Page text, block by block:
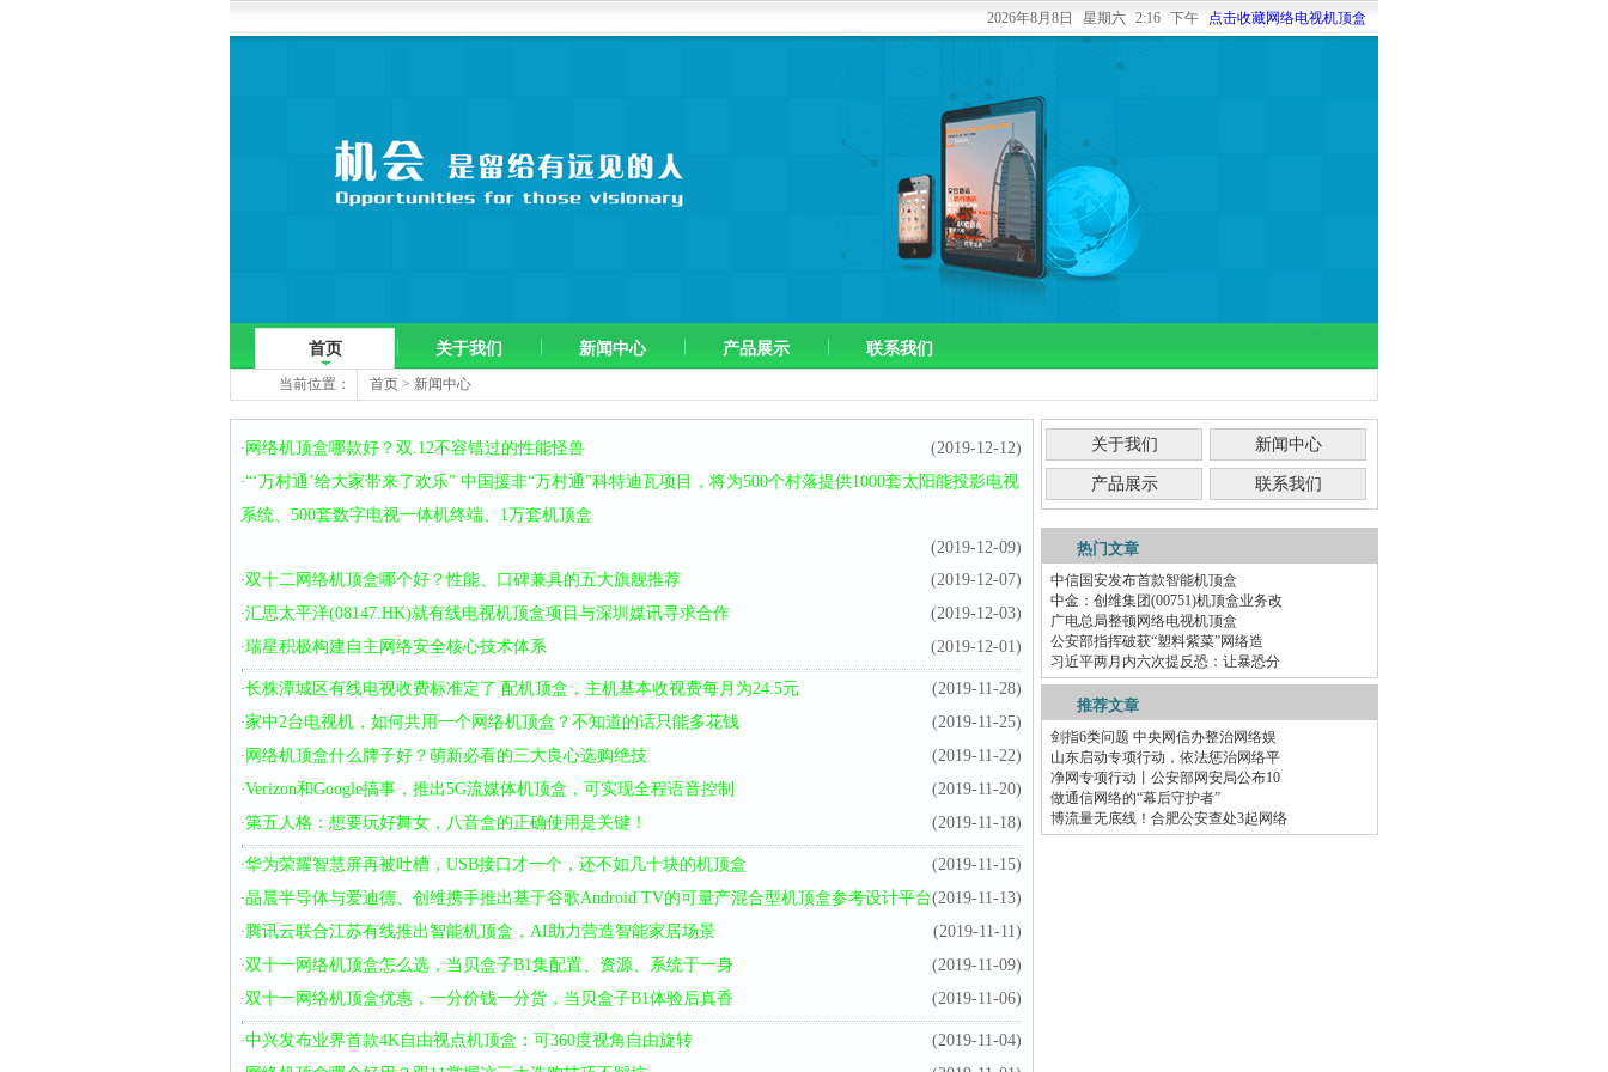
2026年8月8日 星期六 2:16 下午 点击收藏网络电视机顶盒
首页 关于我们 新闻中心 产品展示 联系我们
当前位置： 首页 > 新闻中心
· 网络机顶盒哪款好？双.12不容错过的性能怪兽 (2019-12-12)
·“‘万村通’给大家带来了欢乐” 中国援非“万村通”科特迪瓦项目，将为500个村落提供1000套太阳能投影电视
系统、500套数字电视一体机终端、1万套机顶盒
(2019-12-09)
·双十二网络机顶盒哪个好？性能、口碑兼具的五大旗舰推荐 (2019-12-07)
·汇思太平洋(08147.HK)就有线电视机顶盒项目与深圳媒讯寻求合作 (2019-12-03)
·瑞星积极构建自主网络安全核心技术体系 (2019-12-01)
·长株潭城区有线电视收费标准定了 配机顶盒，主机基本收视费每月为24.5元 (2019-11-28)
·家中2台电视机，如何共用一个网络机顶盒？不知道的话只能多花钱 (2019-11-25)
· 网络机顶盒什么牌子好？萌新必看的三大良心选购绝技 (2019-11-22)
·Verizon和Google搞事，推出5G流媒体机顶盒，可实现全程语音控制 (2019-11-20)
·第五人格：想要玩好舞女，八音盒的正确使用是关键！ (2019-11-18)
·华为荣耀智慧屏再被吐槽，USB接口才一个，还不如几十块的机顶盒 (2019-11-15)
·晶晨半导体与爱迪德、创维携手推出基于谷歌Android TV的可量产混合型机顶盒参考设计平台(2019-11-13)
·腾讯云联合江苏有线推出智能机顶盒，AI助力营造智能家居场景 (2019-11-11)
·双十一网络机顶盒怎么选，当贝盒子B1集配置、资源、系统于一身 (2019-11-09)
·双十一网络机顶盒优惠，一分价钱一分货，当贝盒子B1体验后真香 (2019-11-06)
·中兴发布业界首款4K自由视点机顶盒：可360度视角自由旋转 (2019-11-04)
关于我们 新闻中心
产品展示 联系我们
热门文章
中信国安发布首款智能机顶盒
中金：创维集团(00751)机顶盒业务改
广电总局整顿网络电视机顶盒
公安部指挥破获“塑料紫菜”网络造
习近平两月内六次提反恐：让暴恐分
推荐文章
剑指6类问题 中央网信办整治网络娱
山东启动专项行动，依法惩治网络平
净网专项行动丨公安部网安局公布10
做通信网络的“幕后守护者”
博流量无底线！合肥公安查处3起网络